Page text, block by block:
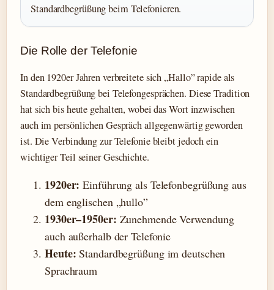
Standardbegrüßung beim Telefonieren.
Die Rolle der Telefonie
In den 1920er Jahren verbreitete sich „Hallo” rapide als
Standardbegrüßung bei Telefongesprächen. Diese Tradition
hat sich bis heute gehalten, wobei das Wort inzwischen
auch im persönlichen Gespräch allgegenwärtig geworden
ist. Die Verbindung zur Telefonie bleibt jedoch ein
wichtiger Teil seiner Geschichte.
1920er: Einführung als Telefonbegrüßung aus
dem englischen „hullo”
1930er–1950er: Zunehmende Verwendung
auch außerhalb der Telefonie
Heute: Standardbegrüßung im deutschen
Sprachraum